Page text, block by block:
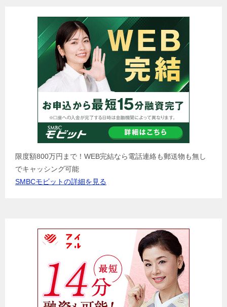
限度額800万円まで！WEB完結なら電話連絡も郵送物も無し
でキャッシング可能
SMBCモビットの詳細を見る